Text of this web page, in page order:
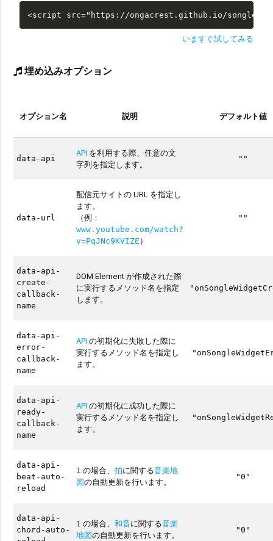
<script src="https://ongacrest.github.io/songle-
いますぐ試してみる
埋め込みオプション
オプション名 説明 デフォルト値
data-api
API を利用する際、任意の文
字列を指定します。
""
data-url
配信元サイトの URL を指定し
ます。
（例：
www.youtube.com/watch?
v=PqJNc9KVIZE ）
""
data-api-
create-
callback-
name
DOM Element が作成された際
に実行するメソッド名を指定
します。
data-api-
error-
callback-
name
API の初期化に失敗した際に
実行するメソッド名を指定し
ます。
data-api-
ready-
callback-
name
API の初期化に成功した際に
実行するメソッド名を指定し
ます。
data-api-
beat-auto-
reload
1 の場合、拍に関する音楽地
図の自動更新を行います。
"0"
data-api-
chord-auto-
1 の場合、和音に関する音楽
地図の自動更新を行います。
"0"